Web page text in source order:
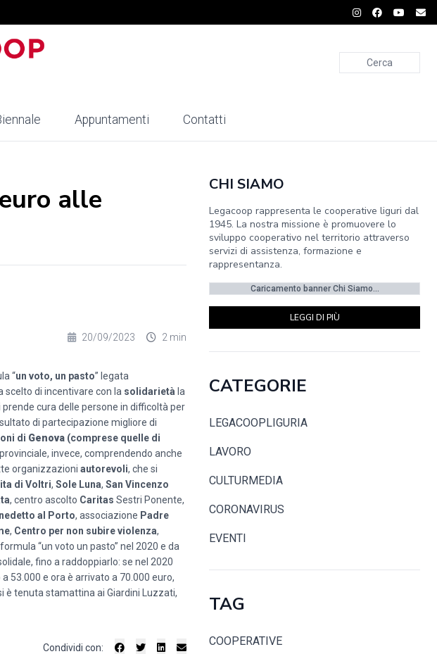
Cerca
Appuntamenti Contatti
alle
20/09/2023 2 min
“un voto, un pasto” legata
scelto di incentivare con la solidarietà la
cura delle persone in difficoltà per
di partecipazione migliore di
di Genova (comprese quelle di
invece, comprendendo anche
organizzazioni autorevoli, che si
di Voltri, Sole Luna, San Vincenzo
, centro ascolto Caritas Sestri Ponente,
al Porto, associazione Padre
, Centro per non subire violenza,
“un voto un pasto” nel 2020 e da
fino a raddoppiarlo: se nel 2020
53.000 e ora è arrivato a 70.000 euro,
è tenuta stamattina ai Giardini Luzzati,
Condividi con:
CHI SIAMO
Legacoop rappresenta le cooperative liguri dal
1945. La nostra missione è promuovere lo
sviluppo cooperativo nel territorio attraverso
servizi di assistenza, formazione e
rappresentanza.
Caricamento banner Chi Siamo...
LEGGI DI PIÙ
CATEGORIE
LEGACOOPLIGURIA
LAVORO
CULTURMEDIA
CORONAVIRUS
EVENTI
TAG
COOPERATIVE